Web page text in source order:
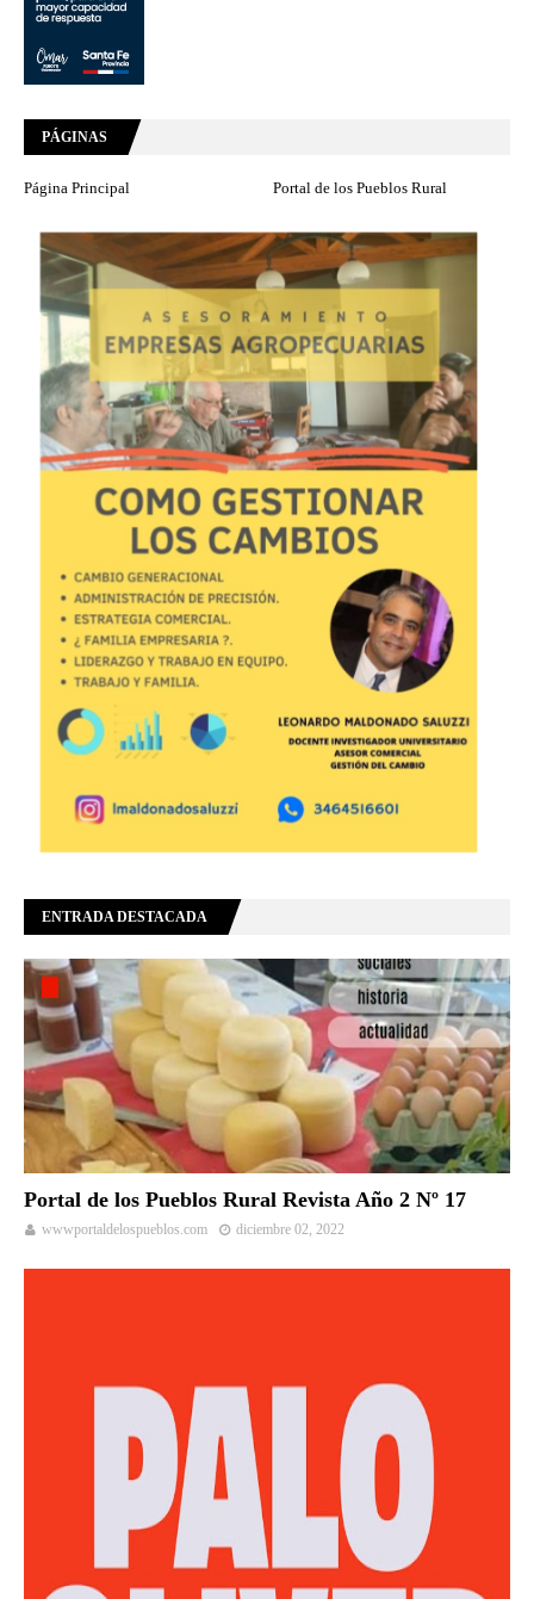
PÁGINAS
Página Principal Portal de los Pueblos Rural
ENTRADA DESTACADA
Portal de los Pueblos Rural Revista Año 2 Nº 17
wwwportaldelospueblos.com diciembre 02, 2022